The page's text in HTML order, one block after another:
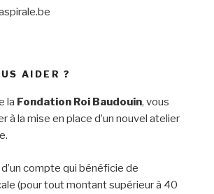
AIDER ?
la Fondation Roi Baudouin, vous
à la mise en place d’un nouvel atelier
compte qui bénéficie de
(pour tout montant supérieur à 40